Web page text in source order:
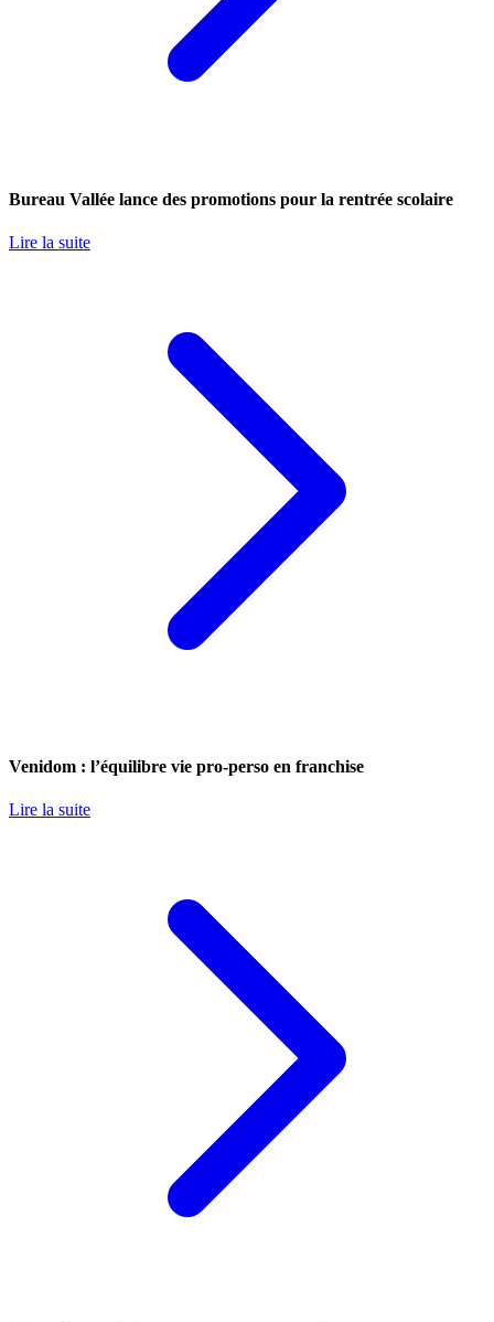
Bureau Vallée lance des promotions pour la rentrée scolaire
Lire la suite
Venidom : l’équilibre vie pro-perso en franchise
Lire la suite